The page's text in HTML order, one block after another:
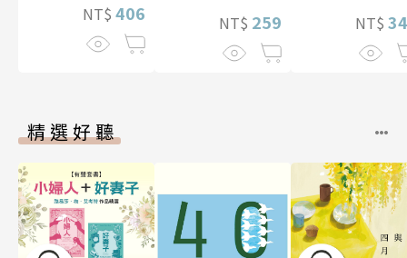
NT$ 406 NT$ 259
NT$
精選好聽